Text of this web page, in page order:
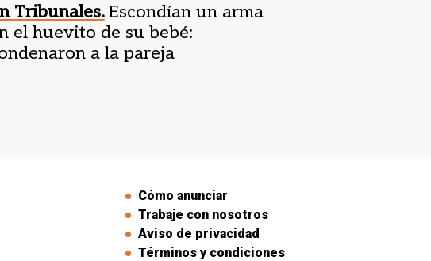
Tribunales. Escondían un arma
el huevito de su bebé:
a la pareja
Cómo anunciar
Trabaje con nosotros
Aviso de privacidad
Términos y condiciones